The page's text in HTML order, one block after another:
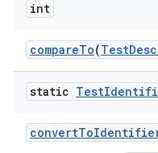
int
compareTo(Test
static Test
convertTo